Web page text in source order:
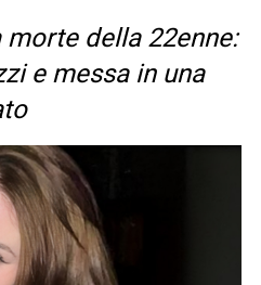
della 22enne:
e messa in una